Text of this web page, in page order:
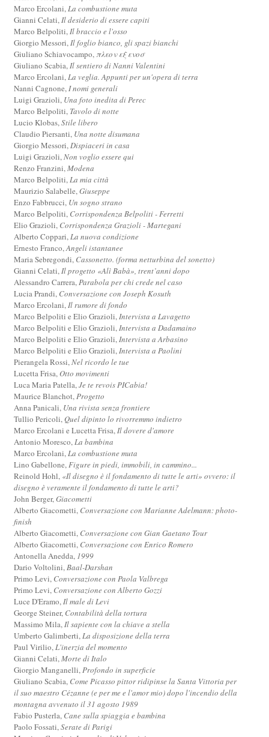
Marco Ercolani,La combustione muta
Gianni Celati,Il desiderio di essere capiti
Marco Belpoliti,Il braccio e l'osso
Giorgio Messori,Il foglio bianco, gli spazi bianchi
Giuliano Schiavocampo,πλεον εξ ενοσ
Giuliano Scabia,Il sentiero di Nanni Valentini
Marco Ercolani,La veglia. Appunti per un'opera di terra
Nanni Cagnone,I nomi generali
Luigi Grazioli, Una foto inedita di Perec
Marco Belpoliti, Tavolo di notte
Lucio Klobas,Stile libero
Claudio Piersanti, Una notte disumana
Giorgio Messori,Dispiaceri in casa
Luigi Grazioli,Non voglio essere qui
Renzo Franzini,Modena
Marco Belpoliti,La mia città
Maurizio Salabelle,Giuseppe
Enzo Fabbrucci, Un sogno strano
Marco Belpoliti, Corrispondenza Belpoliti - Ferretti
Elio Grazioli, Corrispondenza Grazioli - Martegani
Alberto Coppari,La nuova condizione
Ernesto Franco,Angeli istantanee
Maria Sebregondi, Cassonetto. (forma netturbina del sonetto)
Gianni Celati,Il progetto «Alì Babà», trent’anni dopo
Alessandro Carrera,Parabola per chi crede nel caso
Lucia Prandi, Conversazione con Joseph Kosuth
Marco Ercolani,Il rumore di fondo
Marco Belpoliti e Elio Grazioli,Intervista a Lavagetto
Marco Belpoliti e Elio Grazioli,Intervista a Dadamaino
Marco Belpoliti e Elio Grazioli,Intervista a Arbasino
Marco Belpoliti e Elio Grazioli,Intervista a Paolini
Pierangela Rossi,Nel ricordo le tue
Lucetta Frisa,Otto movimenti
Luca Maria Patella,Je te revois PICabia!
Maurice Blanchot,Progetto
Anna Panicali, Una rivista senza frontiere
Tullio Pericoli,Quel dipinto lo rivorremmo indietro
Marco Ercolani e Lucetta Frisa,Il dovere d'amore
Antonio Moresco,La bambina
Marco Ercolani,La combustione muta
Lino Gabellone,Figure in piedi, immobili, in cammino...
Reinold Hohl, «Il disegno è il fondamento di tutte le arti» ovvero: il
disegno è veramente il fondamento di tutte le arti?
John Berger,Giacometti
Alberto Giacometti, Conversazione con Marianne Adelmann: photo-
finish
Alberto Giacometti, Conversazione con Gian Gaetano Tour
Alberto Giacometti, Conversazione con Enrico Romero
Antonella Anedda, 1999
Dario Voltolini,Baal-Darshan
Primo Levi, Conversazione con Paola Valbrega
Primo Levi, Conversazione con Alberto Gozzi
Luce D'Eramo,Il male di Levi
George Steiner, Contabilità della tortura
Massimo Mila,Il sapiente con la chiave a stella
Umberto Galimberti,La disposizione della terra
Paul Virilio,L'inerzia del momento
Gianni Celati,Morte di Italo
Giorgio Manganelli,Profondo in superficie
Giuliano Scabia, Come Picasso pittor ridipinse la Santa Vittoria per
il suo maestro Cézanne (e per me e l'amor mio) dopo l'incendio della
montagna avvenuto il 31 agosto 1989
Fabio Pusterla, Cane sulla spiaggia e bambina
Paolo Fossati,Serate di Parigi